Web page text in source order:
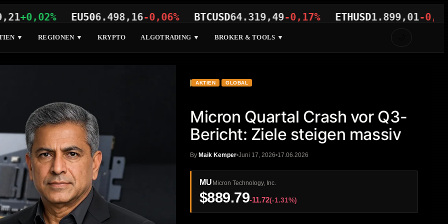
EU50 6.498,16-0,06% BTCUSD64.319,49-0,17% ETHUSD1.899,01-0,36%
▼ REGIONEN ▼ KRYPTO ALGOTRADING ▼ BROKER & TOOLS ▼
AKTIEN GLOBAL
Micron Quartal Crash vor Q3-
Bericht: Ziele steigen massiv
By Maik Kemper Juni 17, 2026 17.06.2026
MU Micron Technology, Inc.
$889.79-11.72(-1.31%)